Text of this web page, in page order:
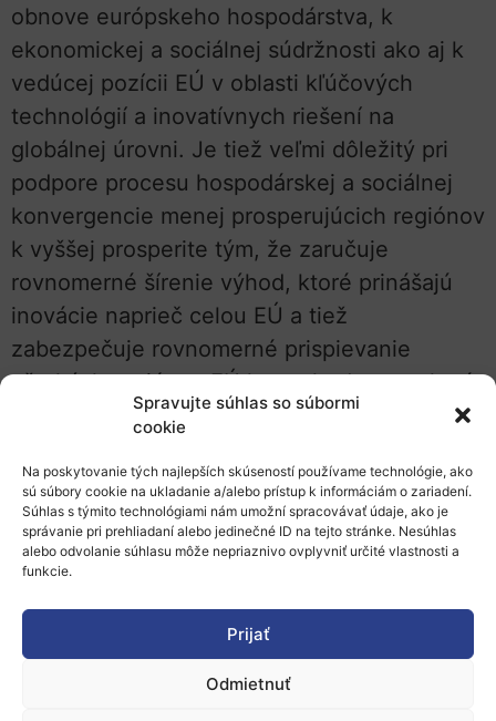
Spravujte súhlas so súbormi
cookie
Na poskytovanie tých najlepších skúseností používame technológie, ako
sú súbory cookie na ukladanie a/alebo prístup k informáciám o zariadení.
Súhlas s týmito technológiami nám umožní spracovávať údaje, ako je
správanie pri prehliadaní alebo jedinečné ID na tejto stránke. Nesúhlas
alebo odvolanie súhlasu môže nepriaznivo ovplyvniť určité vlastnosti a
funkcie.
Prijať
Odmietnuť
obnove európskeho hospodárstva, k
ekonomickej a sociálnej súdržnosti ako aj k
vedúcej pozícii EÚ v oblasti kľúčových
technológií a inovatívnych riešení na
globálnej úrovni. Je tiež veľmi dôležitý pri
podpore procesu hospodárskej a sociálnej
konvergencie menej prosperujúcich regiónov
k vyššej prosperite tým, že zaručuje
rovnomerné šírenie výhod, ktoré prinášajú
inovácie naprieč celou EÚ a tiež
zabezpečuje rovnomerné prispievanie
všetkých regiónov EÚ k prechodu na zelenú
a digitálnu spoločnosť.
Vyjadrite teda aj Vy svoj názor na príležitosti
a výzvy, ktorým Európa čelí v oblasti inovácií.
Vítané sú všetky konkrétne opatrenia, ktoré
majú potenciál replikácie, prispôsobenia či
či celoeurópskej úrovni.
Prieskum je určený širokej skupine